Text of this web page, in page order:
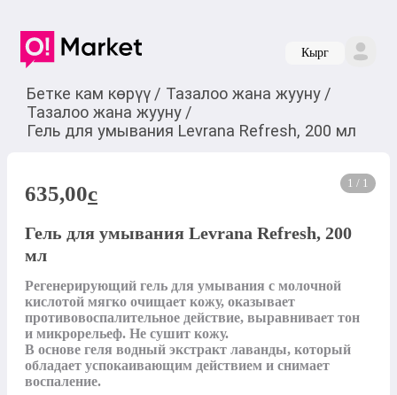
Кырг
Бетке кам көрүү / Тазалоо жана жууну /
Тазалоо жана жууну /
Гель для умывания Levrana Refresh, 200 мл
1 / 1
635,00c
Гель для умывания Levrana Refresh, 200
мл
Регенерирующий гель для умывания с молочной
кислотой мягко очищает кожу, оказывает
противовоспалительное действие, выравнивает тон
и микрорельеф. Не сушит кожу.
В основе геля водный экстракт лаванды, который
обладает успокаивающим действием и снимает
воспаление.